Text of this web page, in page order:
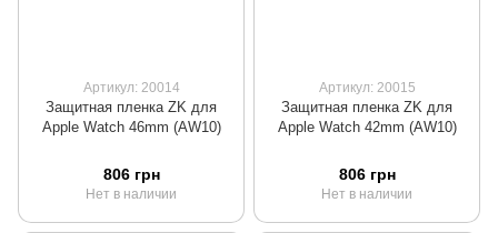
Артикул: 20014
Защитная пленка ZK для
Apple Watch 46mm (AW10)
806 грн
Нет в наличии
Артикул: 20015
Защитная пленка ZK для
Apple Watch 42mm (AW10)
806 грн
Нет в наличии